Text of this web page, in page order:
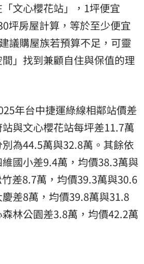
文心櫻花站」，1坪便宜
坪房屋計算，等於至少便宜
議購屋族若預算不足，可靈
」找到兼顧自住與保值的理
年台中捷運綠線相鄰站價差
與文心櫻花站每坪差11.7萬
為44.5萬與32.8萬。其餘依
國小差9.4萬，均價38.3萬與
差8.7萬，均價39.3萬與30.6
差8萬，均價39.8萬與31.8
林公園差3.8萬，均價42.2萬